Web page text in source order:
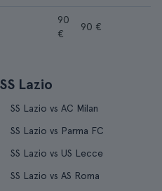
90
€
90 €
Lazio
SS Lazio vs AC Milan
SS Lazio vs Parma FC
SS Lazio vs US Lecce
SS Lazio vs AS Roma